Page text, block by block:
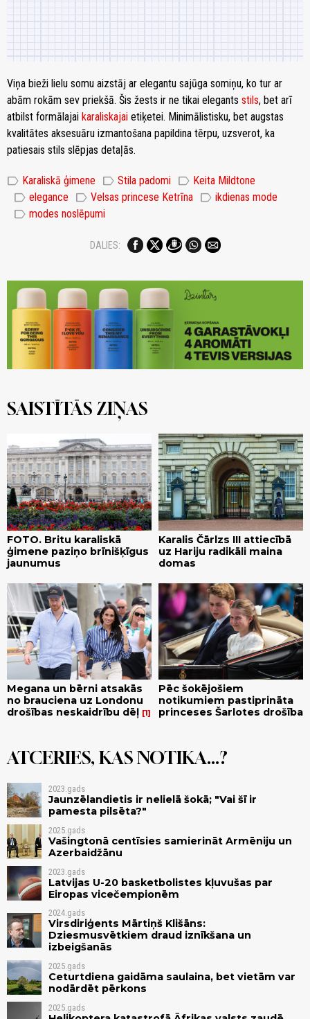
Viņa bieži lielu somu aizstāj ar elegantu sajūga somiņu, ko tur ar
abām rokām sev priekšā. Šis žests ir ne tikai elegants stils, bet arī
atbilst formālajai karaliskajai etiķetei. Minimālistisku, bet augstas
kvalitātes aksesuāru izmantošana papildina tērpu, uzsverot, ka
patiesais stils slēpjas detaļās.
label Karaliskā ģimene label Stila padomi label Keita Mildtone
label elegance label Velsas princese Ketrīna label ikdienas mode
label modes noslēpumi
DALIES:
SAISTĪTĀS ZIŅAS
FOTO. Britu karaliskā
ģimene paziņo brīnišķīgus
jaunumus
Karalis Čārlzs III attiecībā
uz Hariju radikāli maina
domas
Megana un bērni atsakās
no brauciena uz Londonu
drošības neskaidrību dēļ 1
Pēc šokējošiem
notikumiem pastiprināta
princeses Šarlotes drošība
ATCERIES, KAS NOTIKA...?
2023.gads
Jaunzēlandietis ir nelielā šokā; "Vai šī ir
pamesta pilsēta?"
2025.gads
Vašingtonā centīsies samierināt Armēniju un
Azerbaidžānu
2023.gads
Latvijas U-20 basketbolistes kļuvušas par
Eiropas vicečempionēm
2024.gads
Virsdiriģents Mārtiņš Klišāns:
Dziesmusvētkiem draud iznīkšana un
izbeigšanās
2025.gads
Ceturtdiena gaidāma saulaina, bet vietām var
nodārdēt pērkons
2025.gads